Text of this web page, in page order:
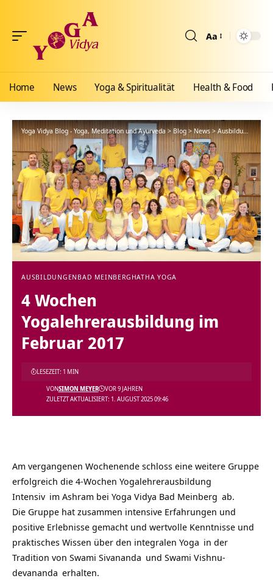
Aa
Home News Yoga & Spiritualität Health & Food
Yoga Vidya Blog - Yoga, Meditation und Ayurveda>Blog>News>Ausbildungen >
AUSBILDUNGEN BAD MEINBERG HATHA YOGA
4 Wochen
Yogalehrerausbildung im
Februar 2017
ZULETZT AKTUALISIERT: 1. AUGUST 2025 09:46
VONSIMON MEYER VOR 9 JAHREN
LESEZEIT: 1 MIN
Am vergangenen Wochenende schloss eine weitere Gruppe
erfolgreich die 4-Wochen Yogalehrerausbildung
Intensiv im Ashram bei Yoga Vidya Bad Meinberg ab.
Die Gruppe hat zusammen intensive Erfahrungen und
positive Erlebnisse gemacht und wertvolle Kenntnisse und
praktisches Wissen über den integralen Yoga in der
Tradition von Swami Sivananda und Swami Vishnu-
devananda erhalten.